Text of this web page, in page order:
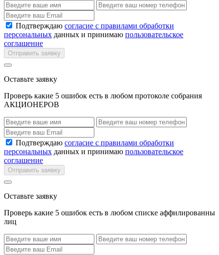
Подтверждаю согласие с правилами обработки
персональных данных и принимаю пользовательское
соглашение
Отправить заявку
Оставьте заявку
Проверь какие 5 ошибок есть в любом протоколе собрания
АКЦИОНЕРОВ
Подтверждаю согласие с правилами обработки
персональных данных и принимаю пользовательское
соглашение
Отправить заявку
Оставьте заявку
Проверь какие 5 ошибок есть в любом списке аффилированны
лиц